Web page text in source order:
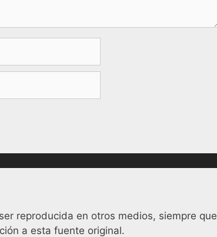
reproducida en otros medios, siempre que
a esta fuente original.